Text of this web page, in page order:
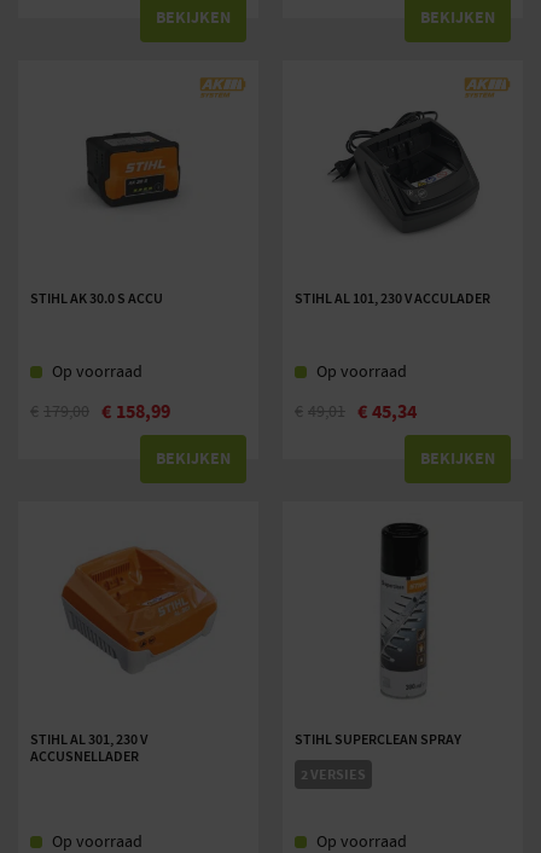
BEKIJKEN BEKIJKEN
STIHL AK 30.0 S ACCU
Op voorraad
€ 179,00 € 158,99
BEKIJKEN
STIHL AL 101, 230 V ACCULADER
Op voorraad
€ 49,01 €45,34
BEKIJKEN
STIHL AL 301, 230 V
ACCUSNELLADER
Op voorraad
STIHL SUPERCLEAN SPRAY
2 VERSIES
Op voorraad